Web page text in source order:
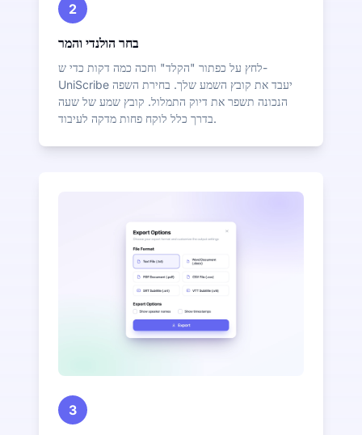
2
בחר הולנדי והמר
לחץ על כפתור "הקלד" וחכה כמה דקות כדי ש-
UniScribe יעבד את קובץ השמע שלך. בחירת השפה
הנכונה תשפר את דיוק התמלול. קובץ שמע של שעה
בדרך כלל לוקח פחות מדקה לעיבוד.
3